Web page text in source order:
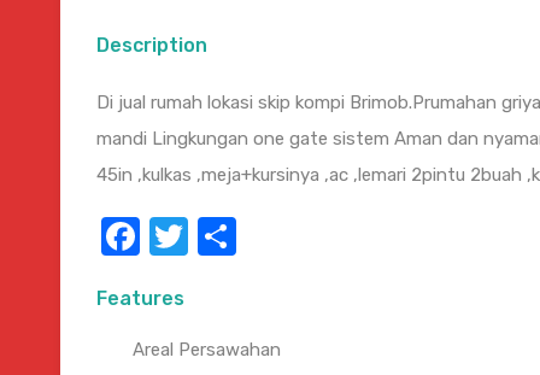
Description
Di jual rumah lokasi skip kompi Brimob.Prumahan
mandi Lingkungan one gate sistem Aman dan
45in ,kulkas ,meja+kursinya ,ac ,lemari 2pintu 2buah
Facebook
Twitter
Features
Areal Persawahan